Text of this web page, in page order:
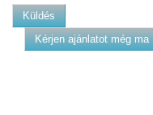
Küldés
Kérjen ajánlatot még ma